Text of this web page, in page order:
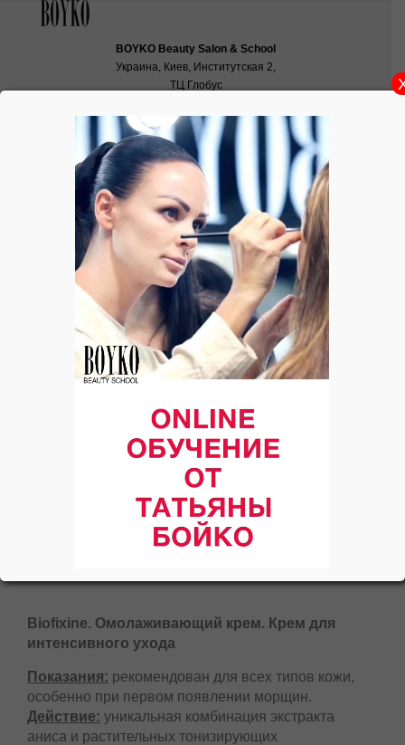
BOYKO Beauty Salon & School
Украина, Киев, Институтская 2,
ТЦ Глобус
УХОД. КРЕМ. Crème Biofixine
Crème
Biofixine. Омолаживающий крем. Крем для
интенсивного ухода
Показания: рекомендован для всех типов кожи,
особенно при первом появлении морщин.
Действие: уникальная комбинация экстракта
аниса и растительных тонизирующих